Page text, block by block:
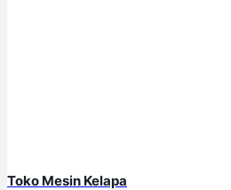
Toko Mesin Kelapa